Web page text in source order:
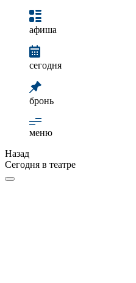
афиша
сегодня
бронь
меню
Назад
Сегодня в театре